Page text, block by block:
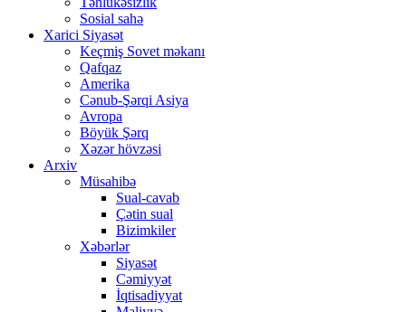
Sosial sahə
Xarici Siyasət
Keçmiş Sovet məkanı
Qafqaz
Amerika
Cənub-Şərqi Asiya
Avropa
Böyük Şərq
Xəzər hövzəsi
Arxiv
Müsahibə
Sual-cavab
Çətin sual
Bizimkiler
Xəbərlər
Siyasət
Cəmiyyət
İqtisadiyyat